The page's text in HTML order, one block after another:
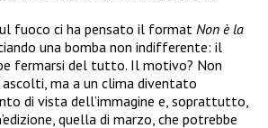
fuoco ci ha pensato il format Non è la
una bomba non indifferente: il
fermarsi del tutto. Il motivo? Non
ma a un clima diventato
di vista dell’immagine e, soprattutto,
quella di marzo, che potrebbe